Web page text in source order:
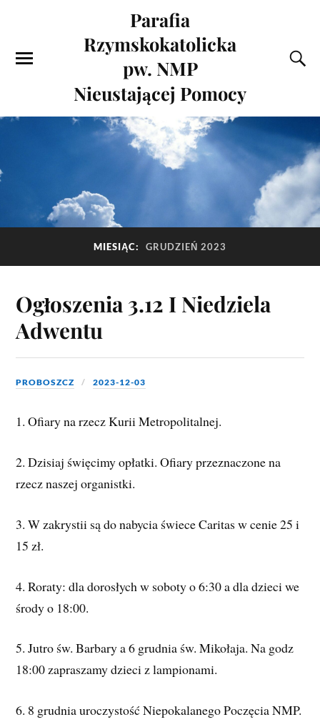
Parafia
Rzymskokatolicka
pw. NMP
Nieustającej Pomocy
MIESIĄC: GRUDZIEŃ 2023
Ogłoszenia 3.12 I Niedziela
Adwentu
PROBOSZCZ 2023-12-03
1. Ofiary na rzecz Kurii Metropolitalnej.
2. Dzisiaj święcimy opłatki. Ofiary przeznaczone na
rzecz naszej organistki.
3. W zakrystii są do nabycia świece Caritas w cenie 25 i
15 zł.
4.Roraty: dla dorosłych w soboty o 6:30 a dla dzieci we
środy o 18:00.
5. Jutro św. Barbary a 6 grudnia św. Mikołaja. Na godz
18:00 zapraszamy dzieci z lampionami.
6. 8 grudnia uroczystość Niepokalanego Poczęcia NMP.